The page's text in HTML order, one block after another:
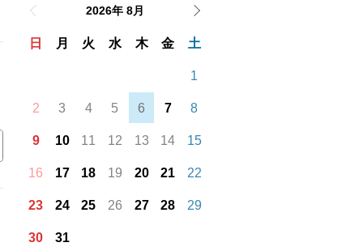
2026年 8月
日 月 火 水 木 金 土
1
2 3 4 5 6 7 8
9 10 11 12 13 14 15
16 17 18 19 20 21 22
23 24 25 26 27 28 29
30 31